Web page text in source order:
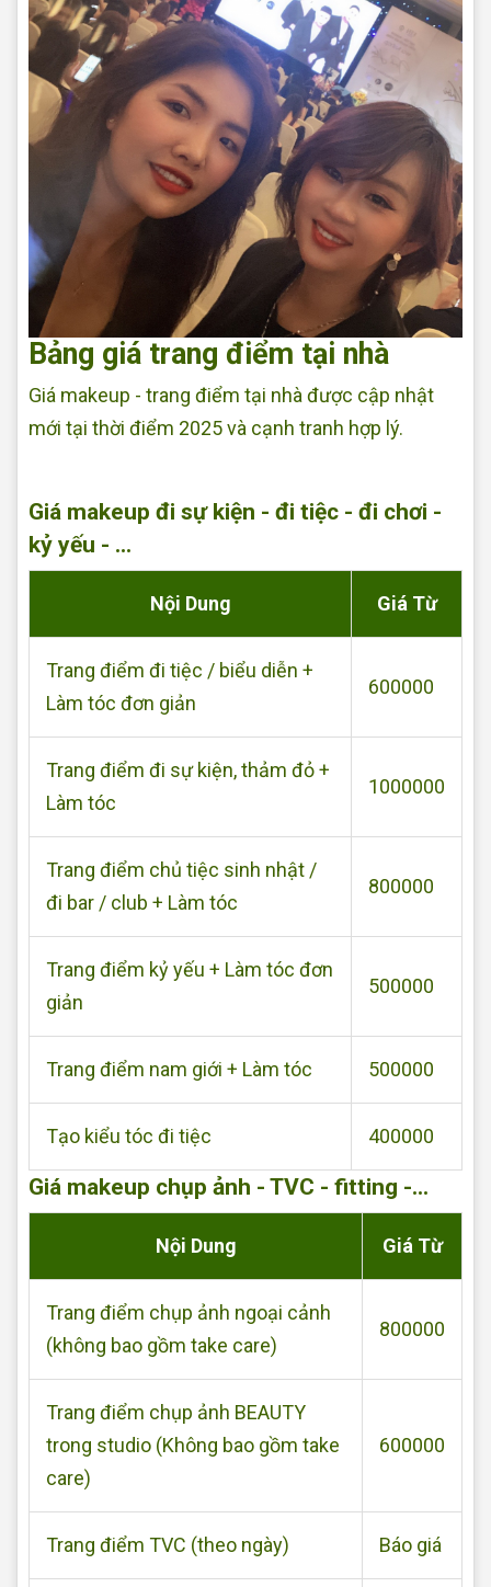
Bảng giá trang điểm tại nhà
Giá makeup - trang điểm tại nhà được cập nhật
mới tại thời điểm 2025 và cạnh tranh hợp lý.
Giá makeup đi sự kiện - đi tiệc - đi chơi -
kỷ yếu - ...
Nội Dung Giá Từ
Trang điểm đi tiệc / biểu diễn +
Làm tóc đơn giản
600000
Trang điểm đi sự kiện, thảm đỏ +
Làm tóc
1000000
Trang điểm chủ tiệc sinh nhật /
đi bar / club + Làm tóc
800000
Trang điểm kỷ yếu + Làm tóc đơn
giản
500000
Trang điểm nam giới + Làm tóc 500000
Tạo kiểu tóc đi tiệc 400000
Giá makeup chụp ảnh - TVC - fitting -...
Nội Dung Giá Từ
Trang điểm chụp ảnh ngoại cảnh
(không bao gồm take care)
800000
Trang điểm chụp ảnh BEAUTY
trong studio (Không bao gồm take
care)
600000
Trang điểm TVC (theo ngày) Báo giá